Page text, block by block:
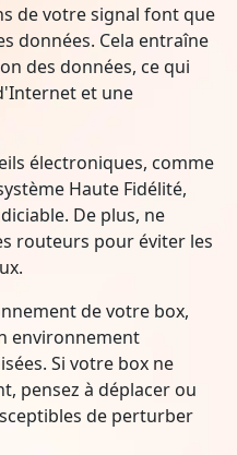
de votre signal font que
données. Cela entraîne
des données, ce qui
et une
électroniques, comme
Haute Fidélité,
De plus, ne
routeurs pour éviter les
de votre box,
environnement
Si votre box ne
pensez à déplacer ou
de perturber